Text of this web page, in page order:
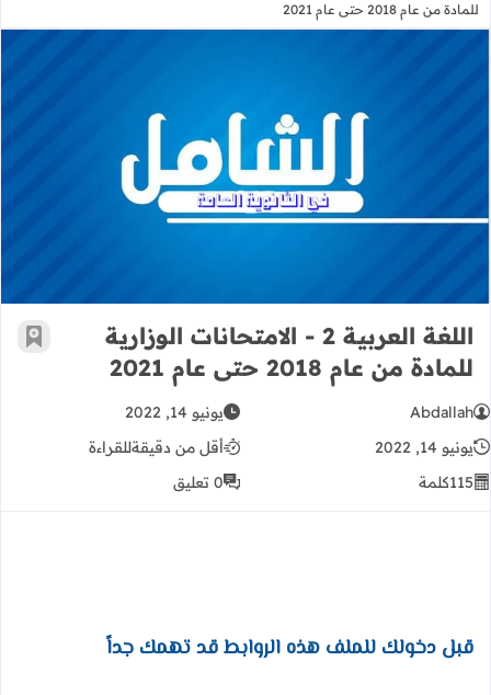
للمادة من عام 2018 حتى عام 2021
اللغة العربية 2 - الامتحانات الوزارية للمادة من عام 2018 حتى عام 2021
اللغة العربية 2 - الامتحانات الوزارية
للمادة من عام 2018 حتى عام 2021
أضف
Abdallah
يونيو 14, 2022
يونيو 14, 2022
أقل من دقيقةللقراءة
115كلمة 0 تعليق
قبل دخولك للملف هذه الروابط قد تهمك جداً